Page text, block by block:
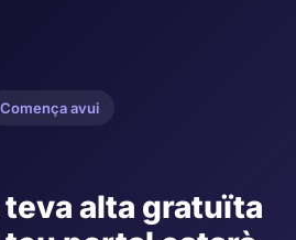
Comença avui
teva alta gratuïta